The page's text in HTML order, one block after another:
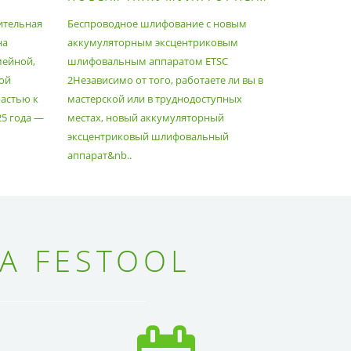
к
года —
АППАРАТОМ ETSC2
Беспроводное шлифование с новым
аккумуляторным эксцентриковым
шлифовальным аппаратом ETSC
2Независимо от того, работаете ли вы в
мастерской или в труднодоступных
местах, новый аккумуляторный
эксцентриковый шлифовальный
аппарат&nb..